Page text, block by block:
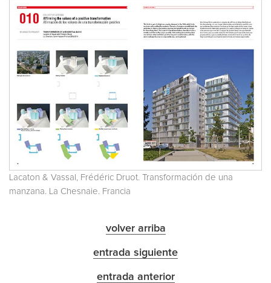
Lacaton & Vassal, Frédéric Druot. Transformación de una
manzana. La Chesnaie. Francia
volver arriba
entrada siguiente
entrada anterior